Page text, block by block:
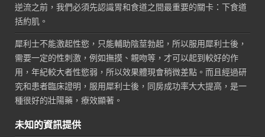
逆流之前，我們必須先認識胃和食道之間最重要的關卡：下食道
括約肌。
犀利士不能激起性慾，只能輔助陰莖勃起，所以服用犀利士後，
需要一定的性刺激，例如撫摸、親吻等，才可以起到較好的作
用，年紀較大者性慾弱，所以效果體現會稍微差點。而且經過研
究和患者臨床證明，服用犀利士後，同房成功率大大提高，是一
種很好的壯陽藥，療效顯著。
未知的資訊提供